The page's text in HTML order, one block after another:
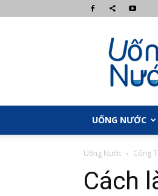
UỐNG NƯỚC
Uống Nước Công
Cách